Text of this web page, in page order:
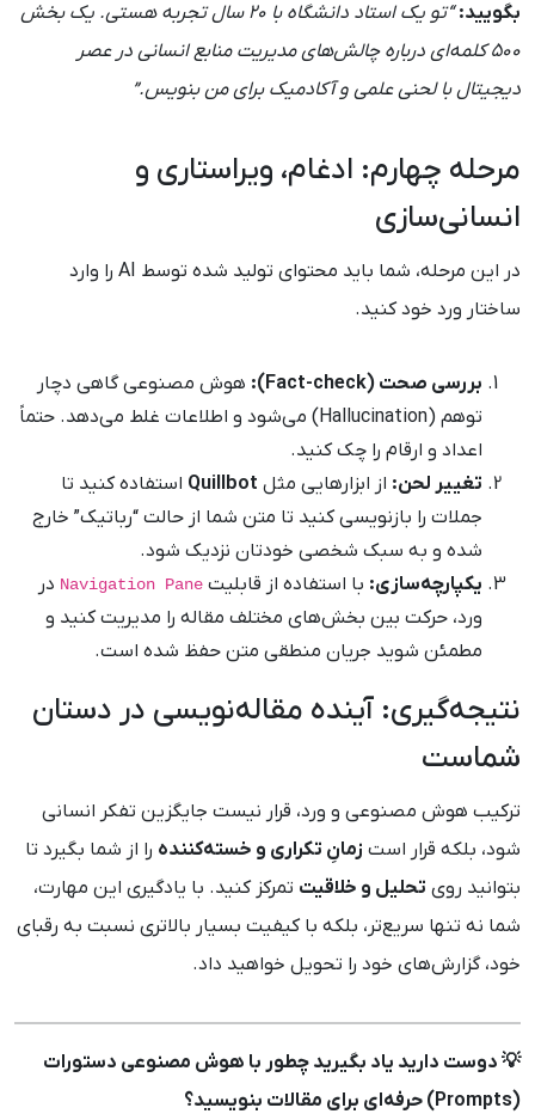
بگویید:
“تو یک استاد دانشگاه با ۲۰ سال تجربه هستی. یک بخش
۵۰۰ کلمه‌ای درباره چالش‌های مدیریت منابع انسانی در عصر
دیجیتال با لحنی علمی و آکادمیک برای من بنویس.”
مرحله چهارم: ادغام، ویراستاری و
انسانی‌سازی
در این مرحله، شما باید محتوای تولید شده توسط AI را وارد
ساختار ورد خود کنید.
بررسی صحت (Fact-check):
هوش مصنوعی گاهی دچار
توهم (Hallucination) می‌شود و اطلاعات غلط می‌دهد. حتماً
اعداد و ارقام را چک کنید.
تغییر لحن: از ابزارهایی مثل Quillbot استفاده کنید تا
جملات را بازنویسی کنید تا متن شما از حالت “رباتیک” خارج
شده و به سبک شخصی خودتان نزدیک شود.
یکپارچه‌سازی: با استفاده از قابلیت Navigation Pane در
ورد، حرکت بین بخش‌های مختلف مقاله را مدیریت کنید و
مطمئن شوید جریان منطقی متن حفظ شده است.
نتیجه‌گیری: آینده مقاله‌نویسی در دستان
شماست
ترکیب هوش مصنوعی و ورد، قرار نیست جایگزین تفکر انسانی
شود، بلکه قرار است زمانِ تکراری و خسته‌کننده را از شما بگیرد تا
بتوانید روی تحلیل و خلاقیت تمرکز کنید. با یادگیری این مهارت،
شما نه تنها سریع‌تر، بلکه با کیفیت بسیار بالاتری نسبت به رقبای
خود، گزارش‌های خود را تحویل خواهید داد.
💡 دوست دارید یاد بگیرید چطور با هوش مصنوعی دستورات
(Prompts) حرفه‌ای برای مقالات بنویسید؟